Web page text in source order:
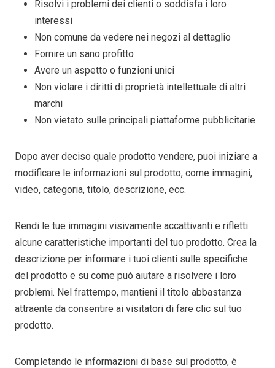
Risolvi i problemi dei clienti o soddisfa i loro
interessi
Non comune da vedere nei negozi al dettaglio
Fornire un sano profitto
Avere un aspetto o funzioni unici
Non violare i diritti di proprietà intellettuale di altri
marchi
Non vietato sulle principali piattaforme pubblicitarie
Dopo aver deciso quale prodotto vendere, puoi iniziare a
modificare le informazioni sul prodotto, come immagini,
video, categoria, titolo, descrizione, ecc.
Rendi le tue immagini visivamente accattivanti e rifletti
alcune caratteristiche importanti del tuo prodotto. Crea la
descrizione per informare i tuoi clienti sulle specifiche
del prodotto e su come può aiutare a risolvere i loro
problemi. Nel frattempo, mantieni il titolo abbastanza
attraente da consentire ai visitatori di fare clic sul tuo
prodotto.
Completando le informazioni di base sul prodotto, è